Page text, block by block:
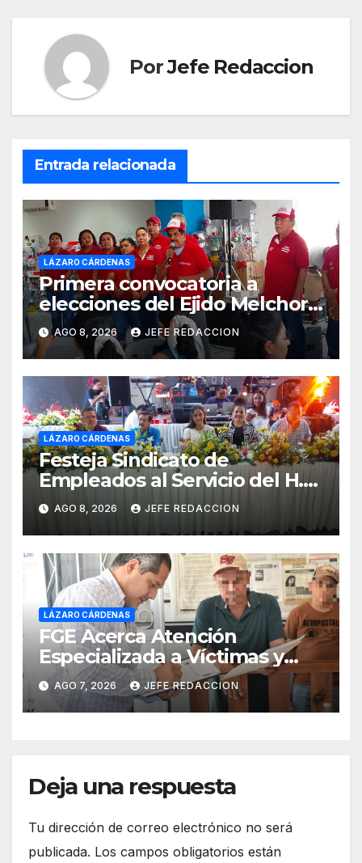
PorJefe Redaccion
Entrada relacionada
LÁZARO CÁRDENAS
Primera convocatoria a
elecciones del Ejido Melchor
Ocampo en Lázaro Cárdenas
el domingo
AGO 8, 2026 JEFE REDACCION
LÁZARO CÁRDENAS
Festeja Sindicato de
Empleados al Servicio del H.
Ayuntamiento de LZC Día del
Empleado Municipal
AGO 8, 2026 JEFE REDACCION
LÁZARO CÁRDENAS
FGE Acerca Atención
Especializada a Víctimas y
Ciudadanía de Coalcomán
AGO 7, 2026 JEFE REDACCION
Deja una respuesta
Tu dirección de correo electrónico no será
publicada. Los campos obligatorios están